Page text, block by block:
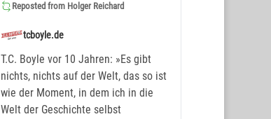
Reposted from Holger Reichard
tcboyle.de
T.C. Boyle vor 10 Jahren: »Es gibt
nichts, nichts auf der Welt, das so ist
wie der Moment, in dem ich in die
Welt der Geschichte selbst